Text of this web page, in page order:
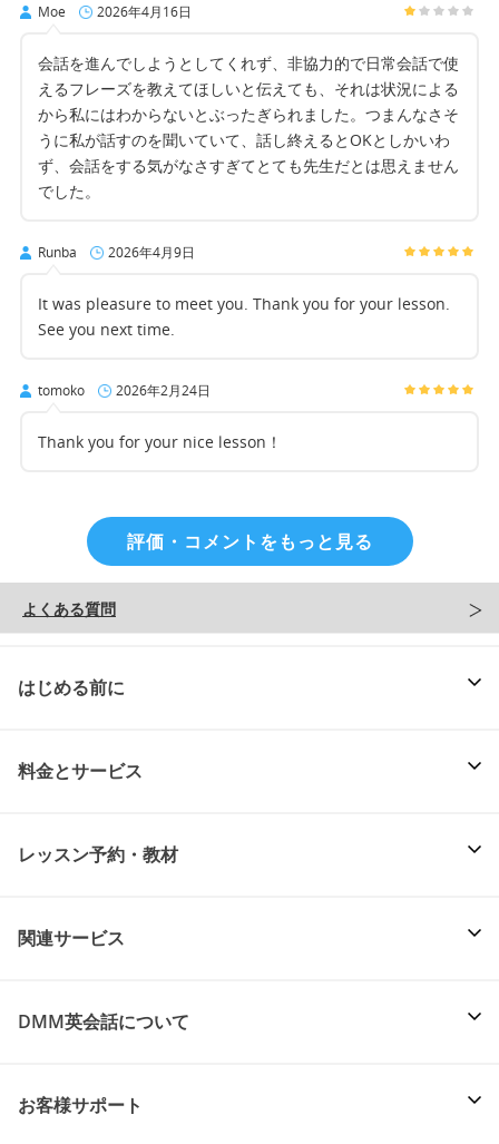
Moe 2026年4月16日
会話を進んでしようとしてくれず、非協力的で日常会話で使
えるフレーズを教えてほしいと伝えても、それは状況による
から私にはわからないとぶったぎられました。つまんなさそ
うに私が話すのを聞いていて、話し終えるとOKとしかいわ
ず、会話をする気がなさすぎてとても先生だとは思えません
でした。
Runba 2026年4月9日
It was pleasure to meet you. Thank you for your lesson.
See you next time.
tomoko 2026年2月24日
Thank you for your nice lesson！
評価・コメントをもっと見る
よくある質問
はじめる前に
料金とサービス
レッスン予約・教材
関連サービス
DMM英会話について
お客様サポート